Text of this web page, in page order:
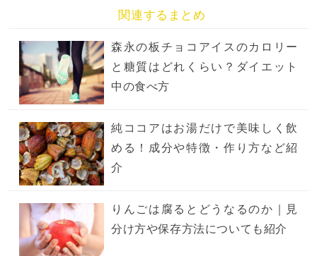
関連するまとめ
森永の板チョコアイスのカロリー
と糖質はどれくらい？ダイエット
中の食べ方
純ココアはお湯だけで美味しく飲
める！成分や特徴・作り方など紹
介
りんごは腐るとどうなるのか｜見
分け方や保存方法についても紹介